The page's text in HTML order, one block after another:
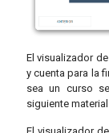
El visualizador
y cuenta para la
sea un curso
siguiente